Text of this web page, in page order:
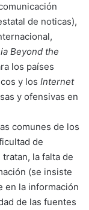
de noticas),
Beyond the
los países
y los Internet
y ofensivas en
comunes de los
de
la falta de
(se insiste
en la información
de las fuentes